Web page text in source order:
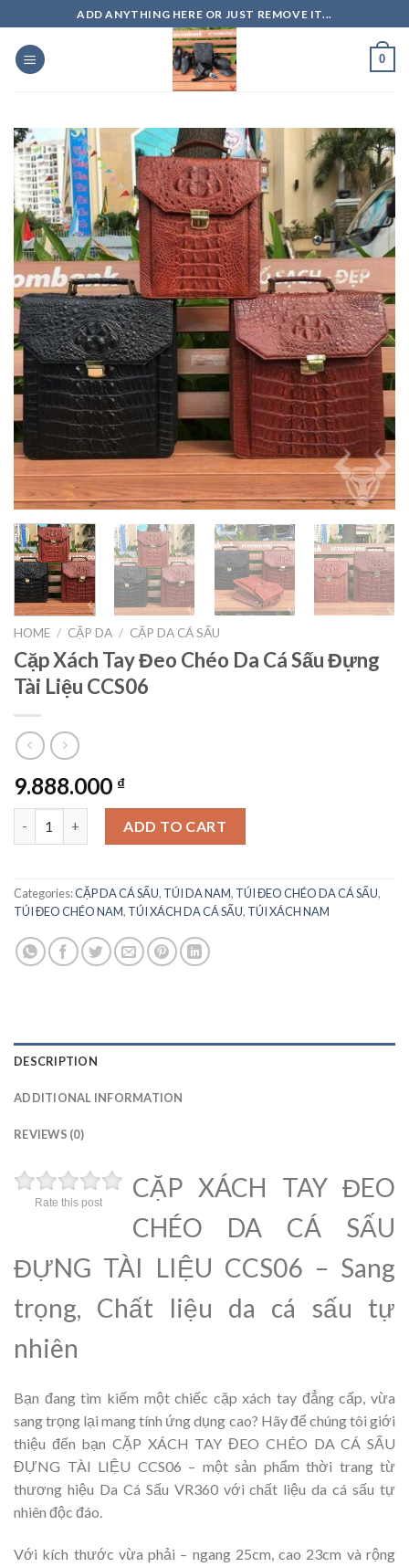
to
content
ADD ANYTHING HERE OR JUST REMOVE IT...
0
HOME / CẶP DA / CẶP DA CÁ SẤU
Cặp Xách Tay Đeo Chéo Da Cá Sấu Đựng
Tài Liệu CCS06
9.888.000 ₫
ADD TO CART
Categories:CẶP DA CÁ SẤU, TÚI DA NAM, TÚI ĐEO CHÉO DA CÁ SẤU,
TÚI ĐEO CHÉO NAM, TÚI XÁCH DA CÁ SẤU, TÚI XÁCH NAM
DESCRIPTION
ADDITIONAL INFORMATION
REVIEWS (0)
Rate this post
CẶP XÁCH TAY ĐEO
CHÉO DA CÁ SẤU
ĐỰNG TÀI LIỆU CCS06 – Sang
trọng, Chất liệu da cá sấu tự
nhiên
Bạn đang tìm kiếm một chiếc cặp xách tay đẳng cấp, vừa
sang trọng lại mang tính ứng dụng cao? Hãy để chúng tôi giới
thiệu đến bạn CẶP XÁCH TAY ĐEO CHÉO DA CÁ SẤU
ĐỰNG TÀI LIỆU CCS06 – một sản phẩm thời trang từ
thương hiệu Da Cá Sấu VR360 với chất liệu da cá sấu tự
nhiên độc đáo.
Với kích thước vừa phải – ngang 25cm, cao 23cm và rộng